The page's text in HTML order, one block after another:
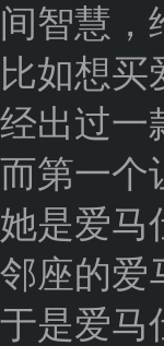
间智慧，
比如想买
经出过一
而第一个
她是爱马
邻座的爱
于是爱马